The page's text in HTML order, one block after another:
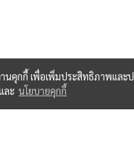
านคุกกี้ เพื่อเพิ่มประสิทธิภาพและ
และ นโยบายคุกกี้